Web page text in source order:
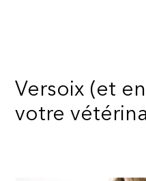
Versoix (et
votre